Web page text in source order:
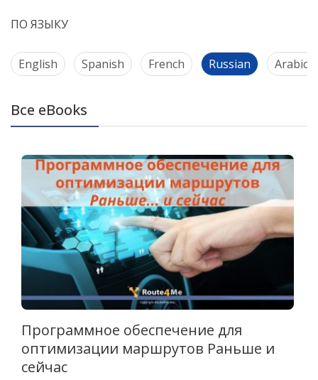
ПО ЯЗЫКУ
English Spanish French Russian Arabic
Все eBooks
Программное обеспечение для
оптимизации маршрутов Раньше и
сейчас